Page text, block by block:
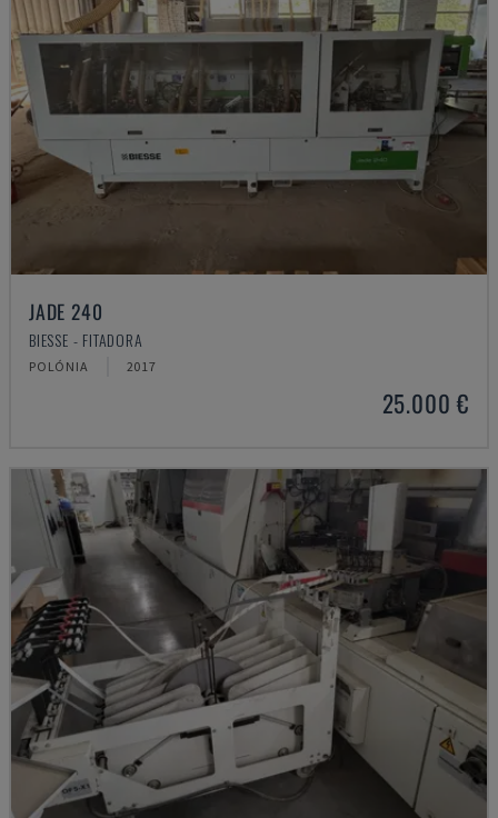
JADE 240
BIESSE - FITADORA
POLÓNIA 2017
25.000 €